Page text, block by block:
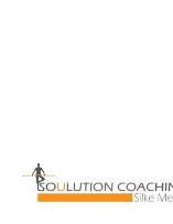
gezielter